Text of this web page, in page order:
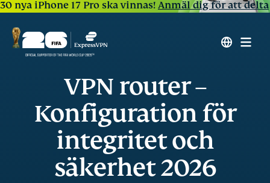
30 nya iPhone 17 Pro ska vinnas!Anmäl dig för att delta
VPN router –
Konfiguration för
integritet och
säkerhet 2026